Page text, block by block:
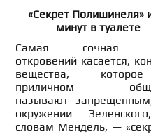
«Секрет Полишинеля»
минут в туалете
Самая сочная
откровений касается,
вещества,
приличном
называют
окружении
словам Мендель, —